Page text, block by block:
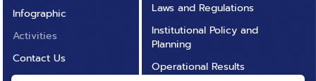
Infographic
Activities
Contact Us
Laws and Regulations
Institutional Policy and
Planning
Operational Results